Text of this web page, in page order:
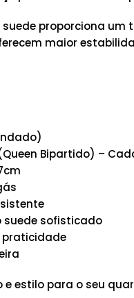
proporciona
maior
Bipartido) –
suede sofisticado
praticidade
e estilo para o seu